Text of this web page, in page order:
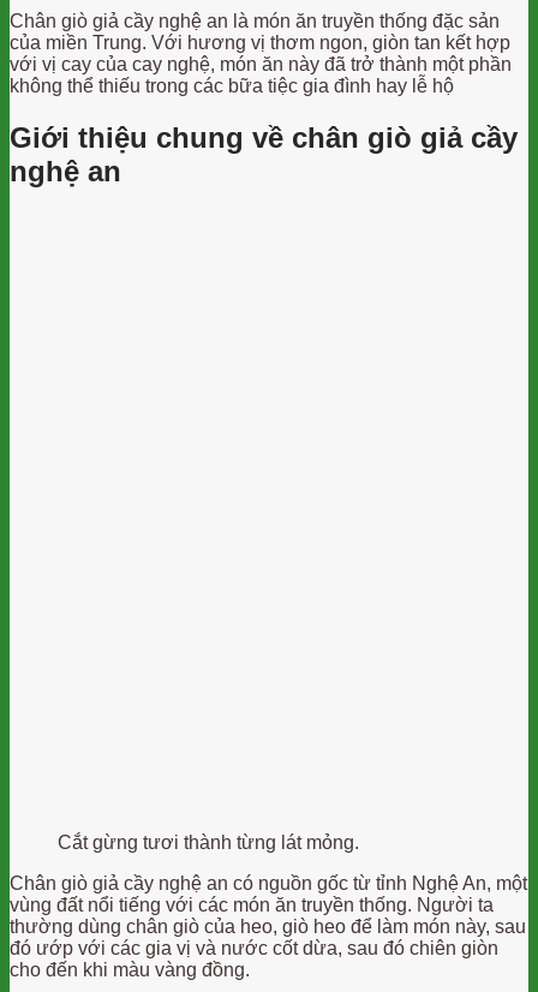
Chân giò giả cầy nghệ an là món ăn truyền thống đặc sản
của miền Trung. Với hương vị thơm ngon, giòn tan kết hợp
với vị cay của cay nghệ, món ăn này đã trở thành một phần
không thể thiếu trong các bữa tiệc gia đình hay lễ hộ
Giới thiệu chung về chân giò giả cầy
nghệ an
Cắt gừng tươi thành từng lát mỏng.
Chân giò giả cầy nghệ an có nguồn gốc từ tỉnh Nghệ An, một
vùng đất nổi tiếng với các món ăn truyền thống. Người ta
thường dùng chân giò của heo, giò heo để làm món này, sau
đó ướp với các gia vị và nước cốt dừa, sau đó chiên giòn
cho đến khi màu vàng đồng.